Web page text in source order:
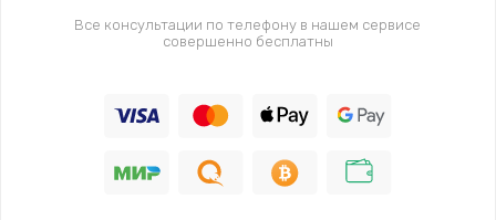
Заказать
2500 руб.
Все консультации по телефону в нашем сервисе
совершенно бесплатны